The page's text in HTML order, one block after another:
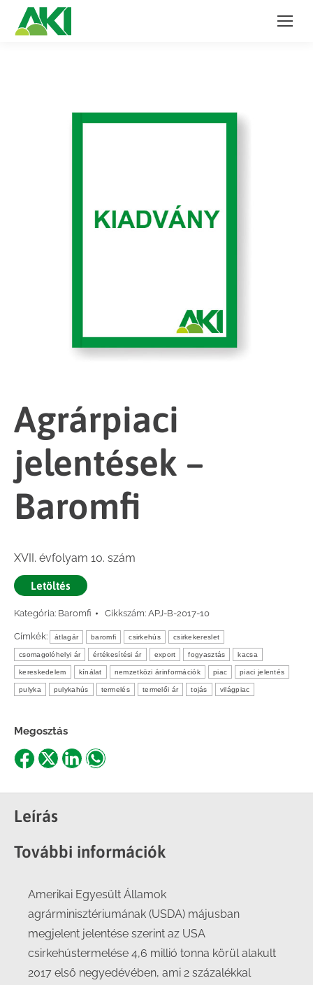
Agrárpiaci
jelentések –
Baromfi
XVII. évfolyam 10. szám
Letöltés
Kategória: Baromfi Cikkszám: APJ-B-2017-10
Címkék: átlagár baromfi csirkehús csirkekereslet
csomagolóhelyi ár értékesítési ár export fogyasztás kacsa
kereskedelem kínálat nemzetközi árinformációk piac piaci jelentés
pulyka pulykahús termelés termelői ár tojás világpiac
Megosztás
Share
Facebook
Share
X
ShareShare
Leírás
További információk
Amerikai Egyesült Államok
agrárminisztériumának (USDA) májusban
megjelent jelentése szerint az USA
csirkehústermelése 4,6 millió tonna körül alakult
2017 első negyedévében, ami 2 százalékkal